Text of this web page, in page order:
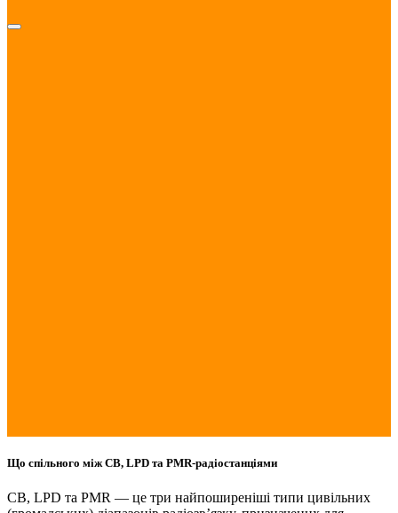
Що спільного між CB, LPD та PMR-радіостанціями
CB, LPD та PMR — це три найпоширеніші типи цивільних